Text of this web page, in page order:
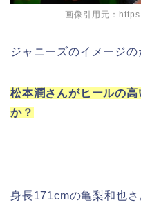
画像引用元：
ジャニーズのイメージの
松本潤さんがヒールの
か？
身長171cmの亀梨和也さ